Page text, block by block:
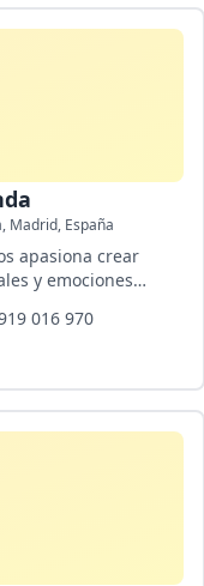
Madrid, España
apasiona crear
y emociones
artesanales y
cercano y
016 970